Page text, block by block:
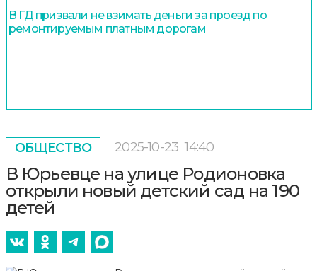
В ГД призвали не взимать деньги за проезд по
ремонтируемым платным дорогам
ОБЩЕСТВО 2025-10-23 14:40
В Юрьевце на улице Родионовка
открыли новый детский сад на 190
детей